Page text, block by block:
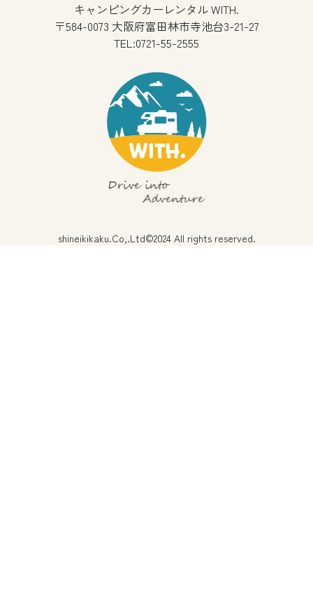
キャンピングカーレンタル WITH.
〒584-0073 大阪府富田林市寺池台3-21-27
TEL:0721-55-2555
shineikikaku.Co,.Ltd©2024 All rights reserved.